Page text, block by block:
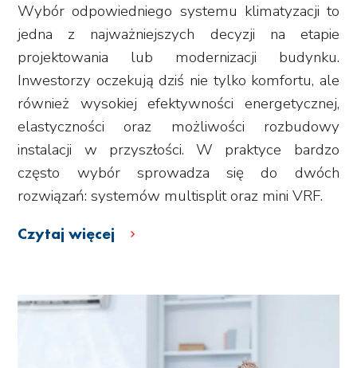
Wybór odpowiedniego systemu klimatyzacji to
jedna z najważniejszych decyzji na etapie
projektowania lub modernizacji budynku.
Inwestorzy oczekują dziś nie tylko komfortu, ale
również wysokiej efektywności energetycznej,
elastyczności oraz możliwości rozbudowy
instalacji w przyszłości. W praktyce bardzo
często wybór sprowadza się do dwóch
rozwiązań: systemów multisplit oraz mini VRF.
Czytaj więcej